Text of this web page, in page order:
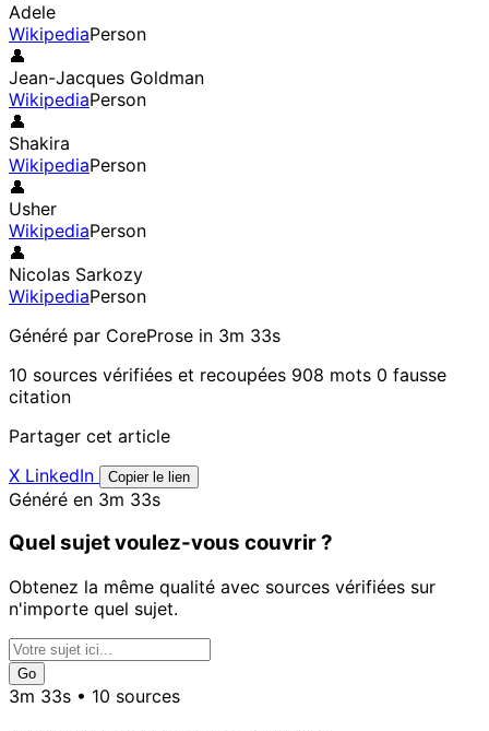
Adele
WikipediaPerson
👤
Jean-Jacques Goldman
WikipediaPerson
👤
Shakira
WikipediaPerson
👤
Usher
WikipediaPerson
👤
Nicolas Sarkozy
WikipediaPerson
Généré par CoreProse in 3m 33s
10 sources vérifiées et recoupées 908 mots 0 fausse
citation
Partager cet article
X LinkedIn Copier le lien
Généré en 3m 33s
Quel sujet voulez-vous couvrir ?
Obtenez la même qualité avec sources vérifiées sur
n'importe quel sujet.
Go
3m 33s • 10 sources